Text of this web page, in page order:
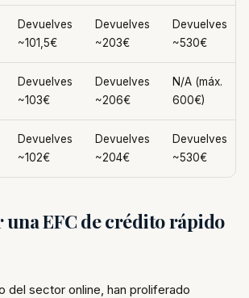
Devuelves
~101,5€
Devuelves
~203€
Devuelves
~530€
Devuelves
~103€
Devuelves
~206€
N/A (máx.
600€)
Devuelves
~102€
Devuelves
~204€
Devuelves
~530€
una EFC de crédito rápido
del sector online, han proliferado